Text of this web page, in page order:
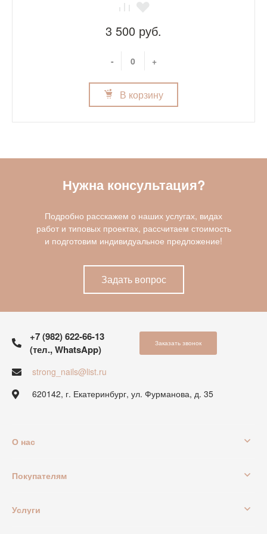
3 500 руб.
- +
В корзину
Нужна консультация?
Подробно расскажем о наших услугах, видах
работ и типовых проектах, рассчитаем стоимость
и подготовим индивидуальное предложение!
Задать вопрос
+7 (982) 622-66-13
(тел., WhatsApp)
Заказать звонок
strong_nails@list.ru
620142, г. Екатеринбург, ул. Фурманова, д. 35
О нас
Покупателям
Услуги